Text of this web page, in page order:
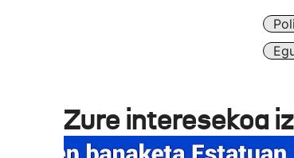
Zure interesekoa